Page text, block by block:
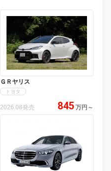
ＧＲヤリス
トヨタ
2026.08発売 845 万円 ～